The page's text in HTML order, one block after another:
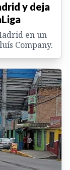
y deja
en un
Company.